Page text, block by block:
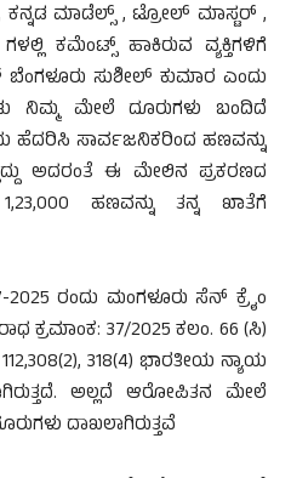
ಮಾಡೆಲ್ಸ್ , ಟ್ರೋಲ್ ಮಾಸ್ಟರ್ ,
ಕಮೆಂಟ್ಸ್ ಹಾಕಿರುವ ವ್ಯಕ್ತಿಗಳಿಗೆ
ಸುಶೀಲ್ ಕುಮಾರ ಎಂದು
ನಿಮ್ಮ ಮೇಲೆ ದೂರುಗಳು ಬಂದಿದೆ
ಹೆದರಿಸಿ ಸಾರ್ವಜನಿಕರಿಂದ ಹಣವನ್ನು
ಅದರಂತೆ ಈ ಮೇಲಿನ ಪ್ರಕರಣದ
ಹಣವನ್ನು ತನ್ನ ಖಾತೆಗೆ
ರಂದು ಮಂಗಳೂರು ಸೆನ್ ಕ್ರೈಂ
ಕ್ರಮಾಂಕ: 37/2025 ಕಲಂ. 66 (ಸಿ)
318(4) ಭಾರತೀಯ ನ್ಯಾಯ
ಅಲ್ಲದೆ ಆರೋಪಿತನ ಮೇಲೆ
ದಾಖಲಾಗಿರುತ್ತವೆ